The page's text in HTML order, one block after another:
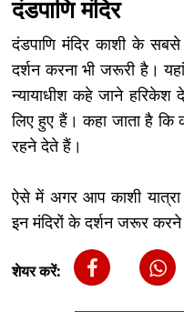
दंडपाणि मंदिर
दंडपाणि मंदिर काशी के
दर्शन करना भी जरूरी है।
न्यायाधीश कहे जाने हरिकेश
लिए हुए हैं। कहा जाता है कि
रहने देते हैं।
ऐसे में अगर आप काशी
इन मंदिरों के दर्शन जरूर करने
शेयर करें: